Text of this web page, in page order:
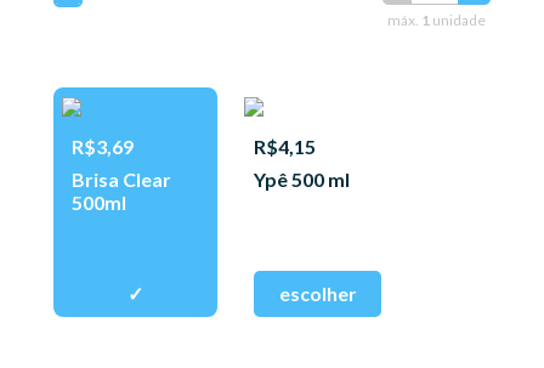
máx. 1 unidade
R$3,69
Brisa Clear
500ml
R$4,15
Ypê 500 ml